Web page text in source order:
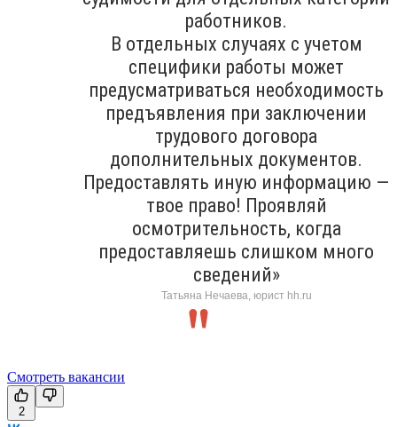
работников.
В отдельных случаях с учетом
специфики работы может
предусматриваться необходимость
предъявления при заключении
трудового договора
дополнительных документов.
Предоставлять иную информацию —
твое право! Проявляй
осмотрительность, когда
предоставляешь слишком много
сведений»
Татьяна Нечаева, юрист hh.ru
Смотреть вакансии
2